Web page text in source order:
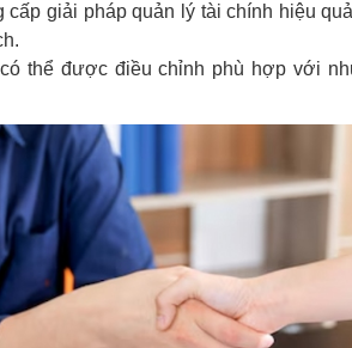
cấp giải pháp quản lý tài chính hiệu
thể được điều chỉnh phù hợp với